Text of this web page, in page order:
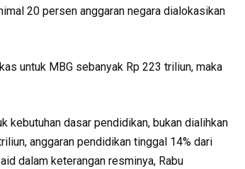
20 persen anggaran negara dialokasikan
untuk MBG sebanyak Rp 223 triliun, maka
kebutuhan dasar pendidikan, bukan dialihkan
anggaran pendidikan tinggal 14% dari
dalam keterangan resminya, Rabu